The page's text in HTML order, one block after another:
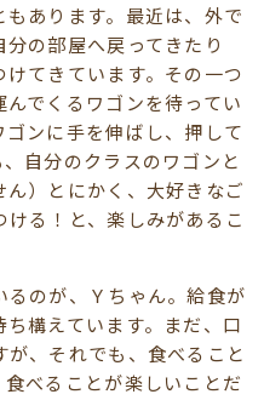
あります。最近は、外で
の部屋へ戻ってきたり
てきています。その一つ
でくるワゴンを待ってい
ンに手を伸ばし、押して
自分のクラスのワゴンと
）とにかく、大好きなご
る！と、楽しみがあるこ
のが、Ｙちゃん。給食が
構えています。まだ、口
、それでも、食べること
べることが楽しいことだ